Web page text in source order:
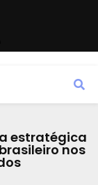
estratégica
nos